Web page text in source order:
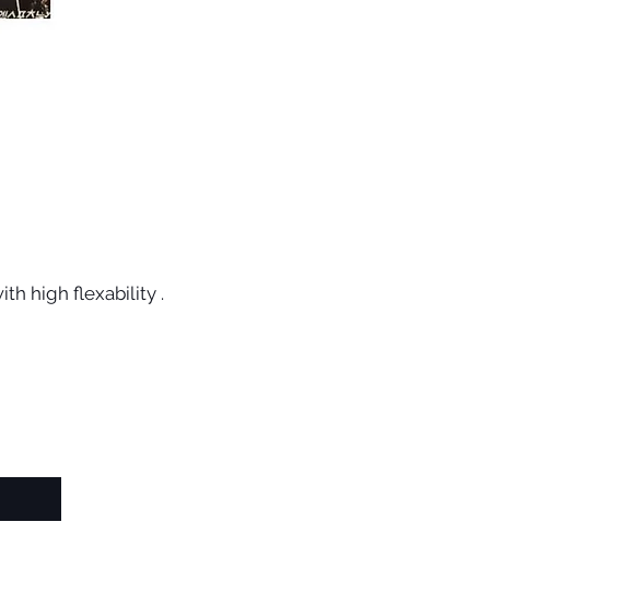
high flexability .